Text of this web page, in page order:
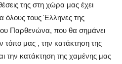
της στη χώρα μας έχει
όλους τους Έλληνες της
Παρθενώνα, που θα σημάνει
τόπο μας , την κατάκτηση της
την κατάκτηση της χαμένης μας